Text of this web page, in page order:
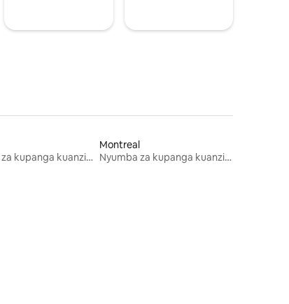
Nyumba za kupanga kuanzia mwezi mmoja
Montreal
Nyumba za kupanga kuanzia mwezi mmoja